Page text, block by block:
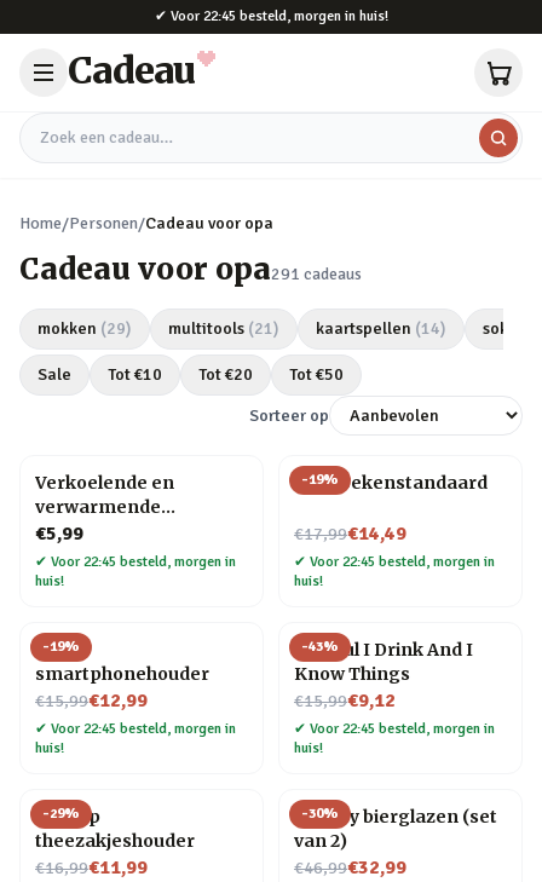
✔ Voor 22:45 besteld, morgen in huis!
Cadeau
Zoek een cadeau
Home/Personen/Cadeau voor opa
Cadeau voor opa291 cadeaus
mokken (29) multitools (21) kaartspellen (14) sokken
Sale Tot €10 Tot €20 Tot €50
Sorteer op
Verkoelende en
verwarmende
hoofdband
€5,99
✔ Voor 22:45 besteld, morgen in
huis!
-19%
Kat boekenstandaard
€17,99
Nu voor€14,49
✔ Voor 22:45 besteld, morgen in
huis!
-19%
Ezel
smartphonehouder
€15,99
Nu voor€12,99
✔ Voor 22:45 besteld, morgen in
huis!
-43%
Bierpul I Drink And I
Know Things
€15,99
Nu voor€9,12
✔ Voor 22:45 besteld, morgen in
huis!
-29%
Pelicup
theezakjeshouder
€16,99
Nu voor€11,99
-30%
Gravity bierglazen (set
van 2)
€46,99
Nu voor€32,99